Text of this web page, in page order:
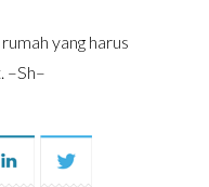
yang harus
–Sh–